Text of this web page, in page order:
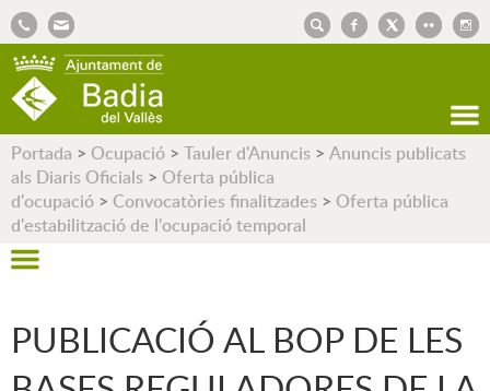
Portada > Ocupació > Tauler d'Anuncis > Anuncis publicats
als Diaris Oficials > Oferta pública
d'ocupació > Convocatòries finalitzades > Oferta pública
d'estabilització de l'ocupació temporal
PUBLICACIÓ AL BOP DE LES